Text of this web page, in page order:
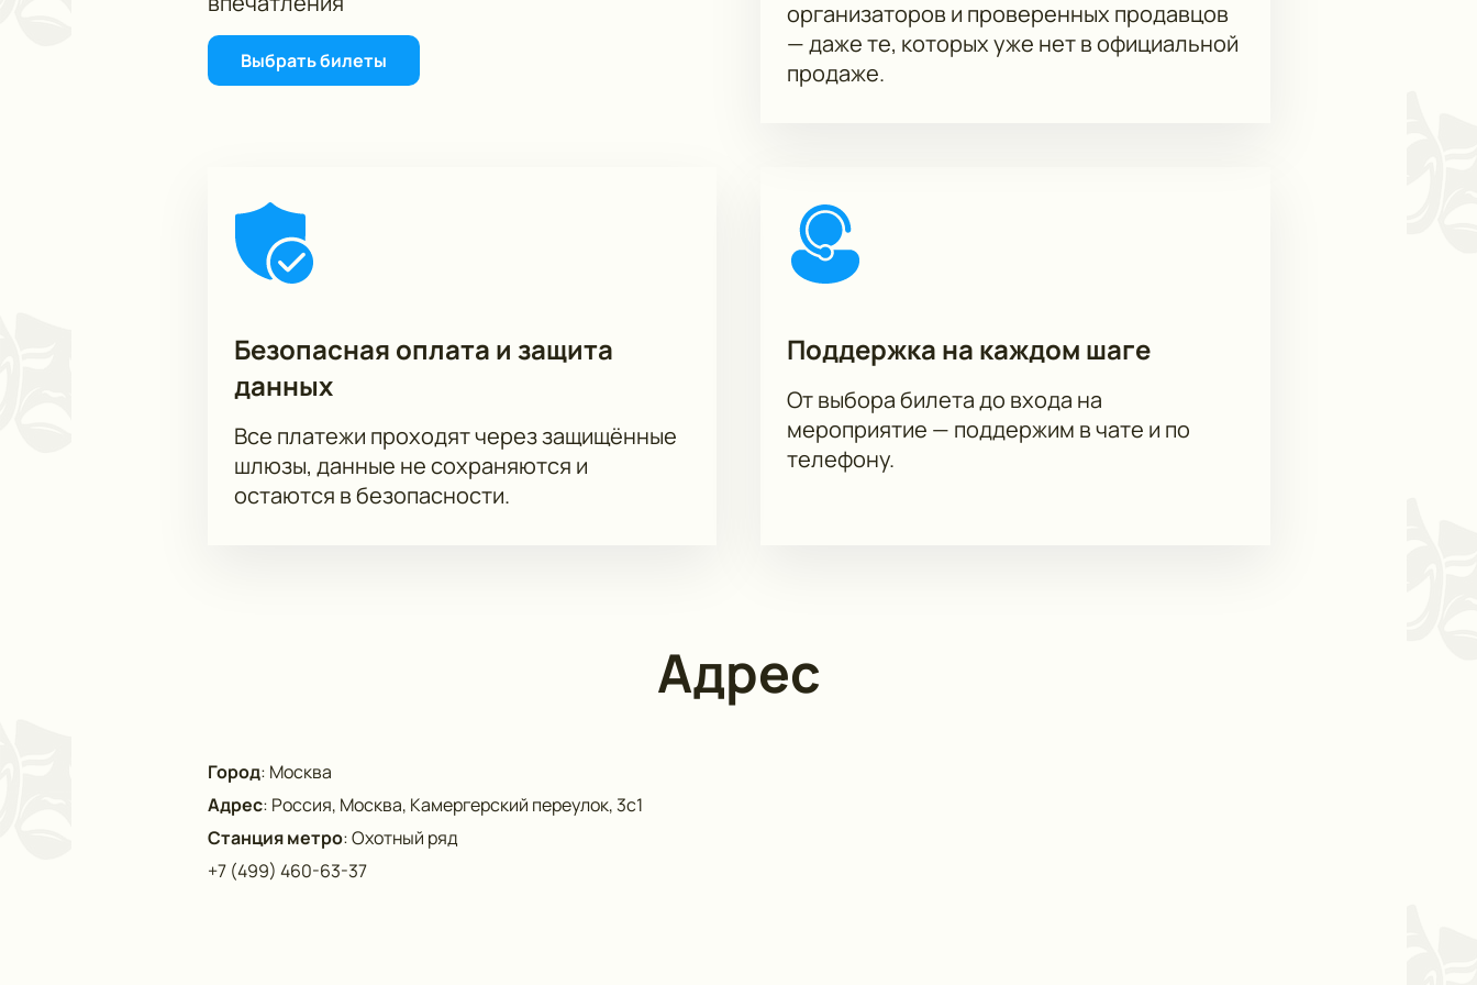
Выбрать билеты
организаторов и проверенных продавцов
— даже те, которых уже нет в официальной
продаже.
Безопасная оплата и защита
данных
Все платежи проходят через защищённые
шлюзы, данные не сохраняются и
остаются в безопасности.
Поддержка на каждом шаге
От выбора билета до входа на
мероприятие — поддержим в чате и по
телефону.
Адрес
Город: Москва
Адрес: Россия, Москва, Камергерский переулок, 3с1
Станция метро:Охотный ряд
+7 (499) 460-63-37